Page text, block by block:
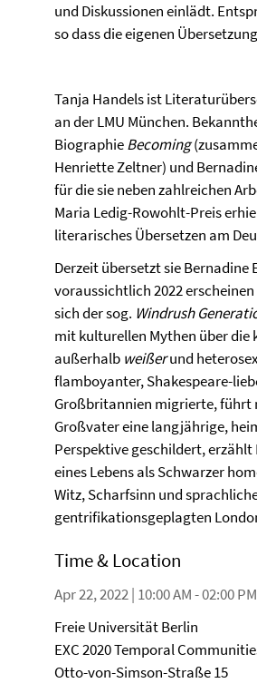
und Diskussionen einlädt.
so dass die eigenen
Tanja Handels ist
an der LMU München.
BiographieBecoming
Henriette Zeltner) und
für die sie neben zahlreichen
Maria Ledig-Rowohlt-Preis
literarisches Übersetzen am
Derzeit übersetzt sie Bernadine
voraussichtlich 2022
sich der sog. Windrush
mit kulturellen Mythen über die
außerhalb weißerund
flamboyanter, Shakespeare-
Großbritannien migrierte, führt
Großvater eine langjährige,
Perspektive geschildert,
eines Lebens als Schwarzer
Witz, Scharfsinn und
gentrifikationsgeplagten
Time & Location
Apr 22, 2022 | 10:00 AM - 02:00 PM
Freie Universität Berlin
EXC 2020 Temporal
Otto-von-Simson-Straße 15